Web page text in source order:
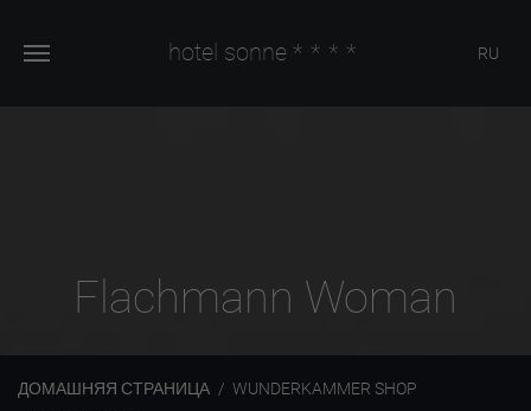
hotel sonne **** RU
Flachmann Woman
ДОМАШНЯЯ СТРАНИЦА
WUNDERKAMMER SHOP